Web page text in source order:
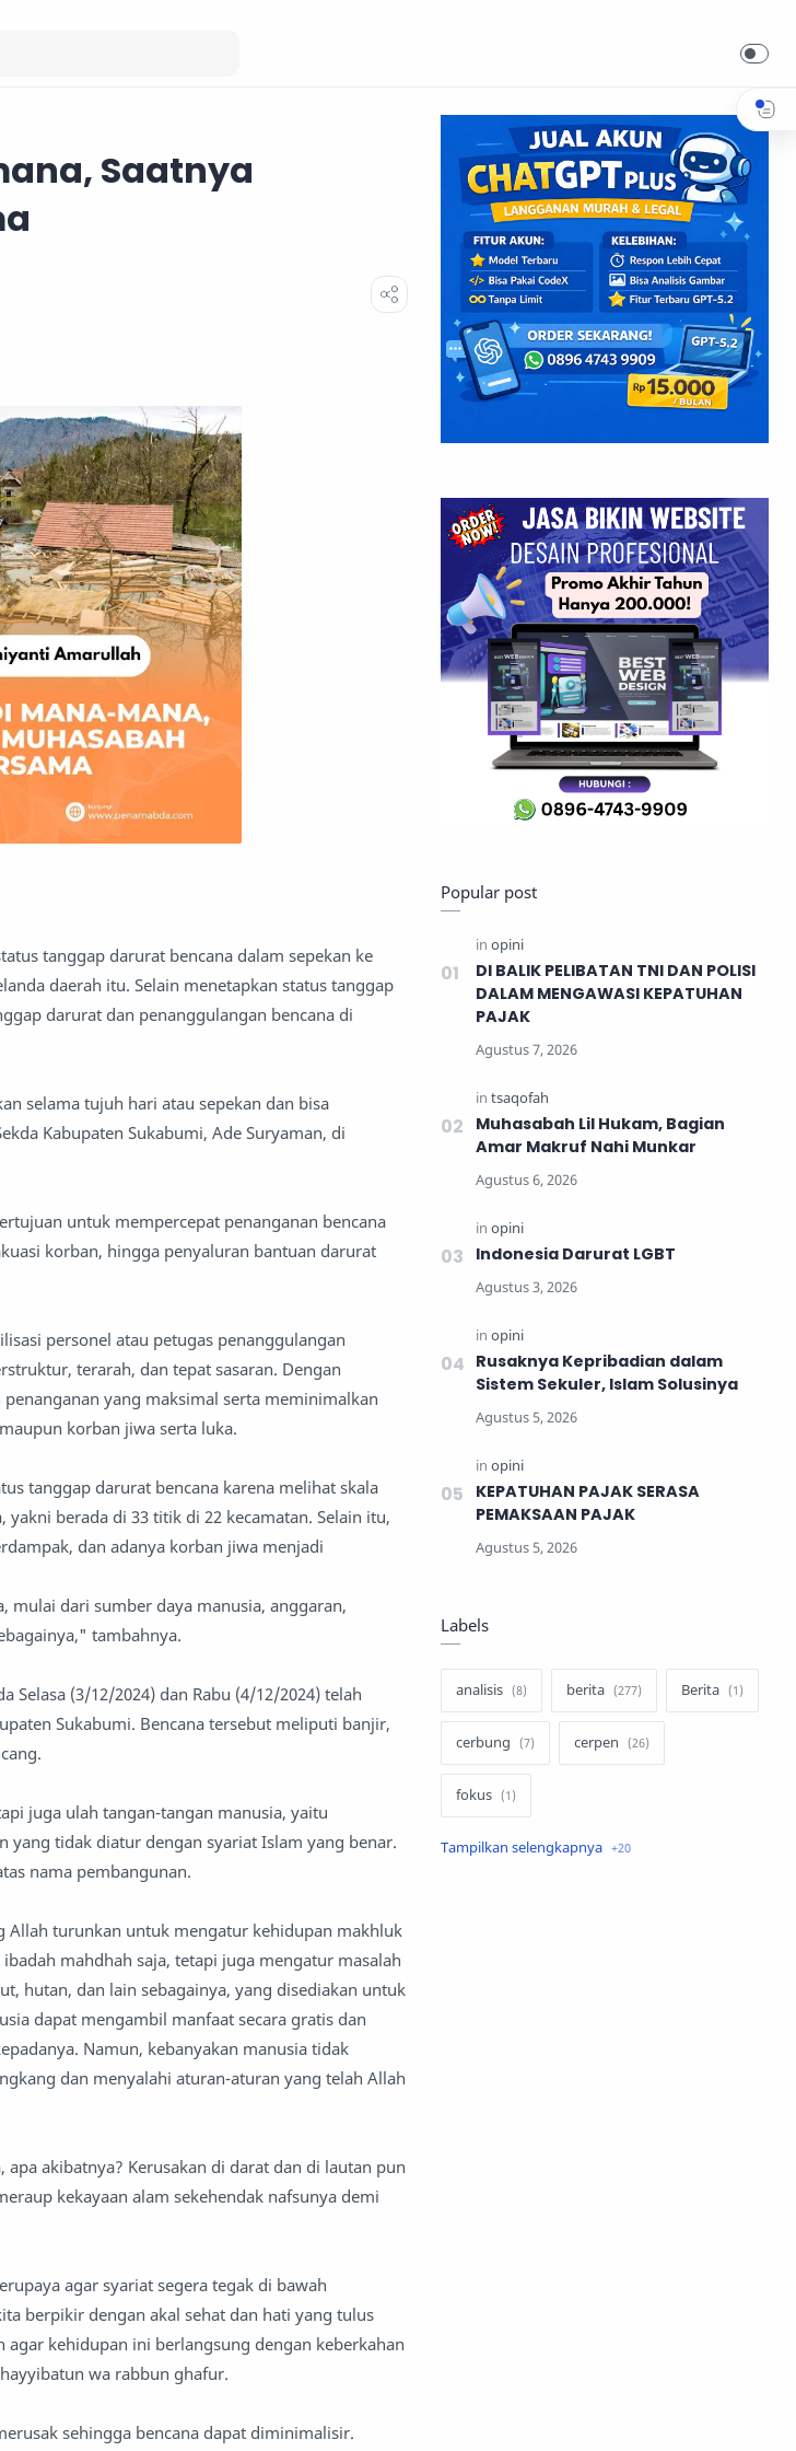
Saatnya
tanggap darurat bencana dalam sepekan ke
daerah itu. Selain menetapkan status tanggap
darurat dan penanggulangan bencana di
selama tujuh hari atau sepekan dan bisa
Kabupaten Sukabumi, Ade Suryaman, di
untuk mempercepat penanganan bencana
korban, hingga penyaluran bantuan darurat
personel atau petugas penanggulangan
terarah, dan tepat sasaran. Dengan
yang maksimal serta meminimalkan
korban jiwa serta luka.
tanggap darurat bencana karena melihat skala
yakni berada di 33 titik di 22 kecamatan. Selain itu,
dan adanya korban jiwa menjadi
mulai dari sumber daya manusia, anggaran,
tambahnya.
Selasa (3/12/2024) dan Rabu (4/12/2024) telah
Sukabumi. Bencana tersebut meliputi banjir,
juga ulah tangan-tangan manusia, yaitu
yang tidak diatur dengan syariat Islam yang benar.
nama pembangunan.
Allah turunkan untuk mengatur kehidupan makhluk
mahdhah saja, tetapi juga mengatur masalah
hutan, dan lain sebagainya, yang disediakan untuk
dapat mengambil manfaat secara gratis dan
Namun, kebanyakan manusia tidak
dan menyalahi aturan-aturan yang telah Allah
akibatnya? Kerusakan di darat dan di lautan pun
kekayaan alam sekehendak nafsunya demi
agar syariat segera tegak di bawah
berpikir dengan akal sehat dan hati yang tulus
kehidupan ini berlangsung dengan keberkahan
wa rabbun ghafur.
sehingga bencana dapat diminimalisir.
Popular post
DI BALIK PELIBATAN TNI DAN POLISI
DALAM MENGAWASI KEPATUHAN
PAJAK
Muhasabah Lil Hukam, Bagian
Amar Makruf Nahi Munkar
Indonesia Darurat LGBT
Rusaknya Kepribadian dalam
Sistem Sekuler, Islam Solusinya
KEPATUHAN PAJAK SERASA
PEMAKSAAN PAJAK
Labels
analisis berita Berita
cerbung cerpen
fokus
hukum internasional